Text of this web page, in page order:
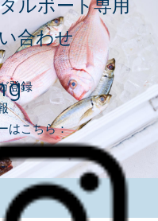
ルボート専用
合わせ
登録
はこちら：